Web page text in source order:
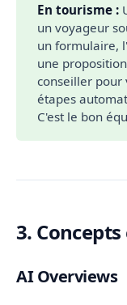
En tourisme :
un voyageur
un formulaire,
une
conseiller pour
étapes
C'est le bon
3.
AI Overviews